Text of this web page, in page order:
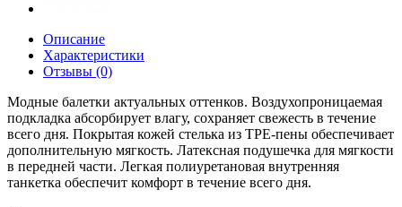
Описание
Характеристики
Отзывы (0)
Модные балетки актуальных оттенков. Воздухопроницаемая
подкладка абсорбирует влагу, сохраняет свежесть в течение
всего дня. Покрытая кожей стелька из TPE-пены обеспечивает
дополнительную мягкость. Латексная подушечка для мягкости
в передней части. Легкая полиуретановая внутренняя
танкетка обеспечит комфорт в течение всего дня.